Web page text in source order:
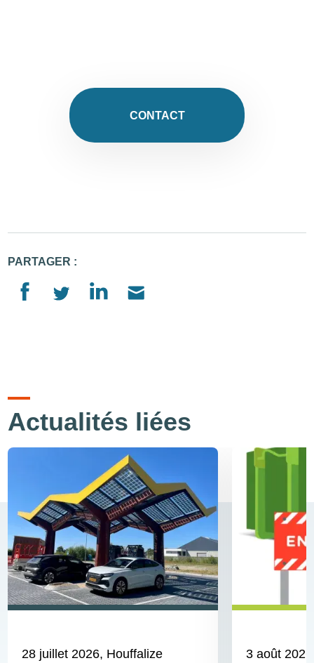
CONTACT
PARTAGER :
Actualités liées
28 juillet 2026, Houffalize 3 août 2026